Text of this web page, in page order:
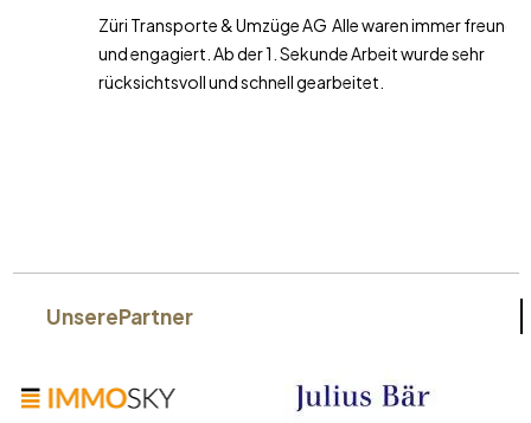
Züri Transporte & Umzüge AG Alle waren immer freundlich
und engagiert. Ab der 1. Sekunde Arbeit wurde sehr
rücksichtsvoll und schnell gearbeitet.
UnserePartner